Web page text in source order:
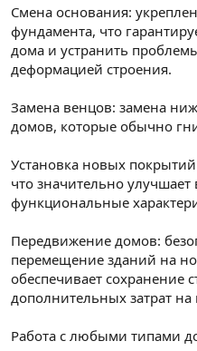
Смена основания:
фундамента, что
дома и устранить
деформацией строения.
Замена венцов: замена
домов, которые обычно
Установка новых
что значительно
функциональные
Передвижение домов:
перемещение зданий на
обеспечивает сохранение
дополнительных затрат
Работа с любыми типами